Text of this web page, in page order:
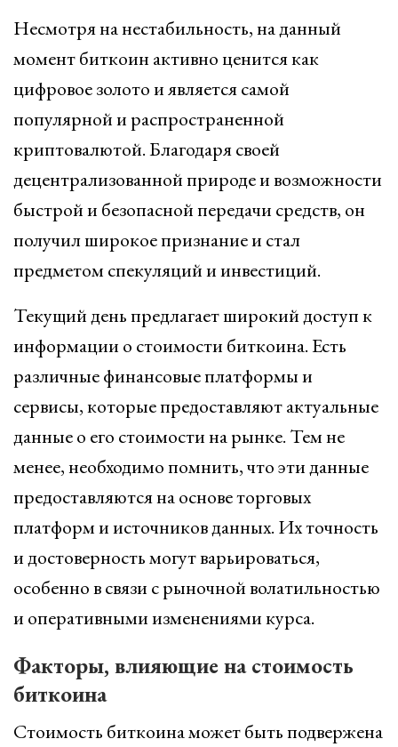
Несмотря на нестабильность, на данный
момент биткоин активно ценится как
цифровое золото и является самой
популярной и распространенной
криптовалютой. Благодаря своей
децентрализованной природе и возможности
быстрой и безопасной передачи средств, он
получил широкое признание и стал
предметом спекуляций и инвестиций.
Текущий день предлагает широкий доступ к
информации о стоимости биткоина. Есть
различные финансовые платформы и
сервисы, которые предоставляют актуальные
данные о его стоимости на рынке. Тем не
менее, необходимо помнить, что эти данные
предоставляются на основе торговых
платформ и источников данных. Их точность
и достоверность могут варьироваться,
особенно в связи с рыночной волатильностью
и оперативными изменениями курса.
Факторы, влияющие на стоимость
биткоина
Стоимость биткоина может быть подвержена